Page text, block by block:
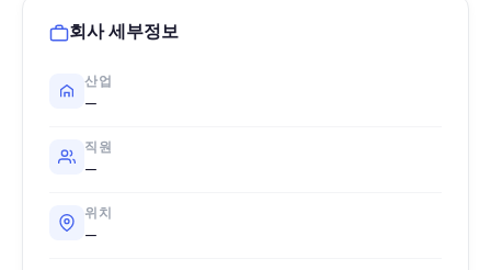
회사 세부정보
산업
—
직원
—
위치
—